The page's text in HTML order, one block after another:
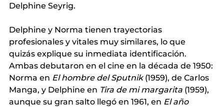
Delphine Seyrig.
Delphine y Norma tienen trayectorias
profesionales y vitales muy similares, lo que
quizás explique su inmediata identificación.
Ambas debutaron en el cine en la década de 1950:
Norma en El hombre del Sputnik (1959), de Carlos
Manga, y Delphine en Tira de mi margarita (1959),
aunque su gran salto llegó en 1961, en El año